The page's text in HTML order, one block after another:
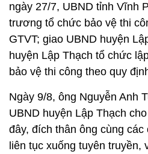
ngày 27/7, UBND tỉnh Vĩnh
trương tổ chức bảo vệ thi
GTVT; giao UBND huyện
huyện Lập Thạch tổ chức
bảo vệ thi công theo quy
Ngày 9/8, ông Nguyễn Anh
UBND huyện Lập Thạch
đây, đích thân ông cùng
liên tục xuống tuyên truyền,